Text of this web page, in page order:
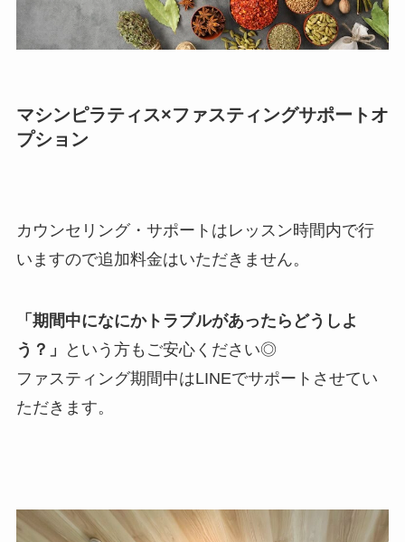
マシンピラティス×ファスティングサポートオ
プション
カウンセリング・サポートはレッスン時間内で行
いますので追加料金はいただきません。
「期間中になにかトラブルがあったらどうしよ
う？」
という方もご安心ください◎
ファスティング期間中はLINEでサポートさせてい
ただきます。